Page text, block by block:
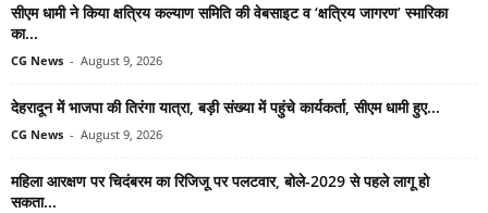
सीएम धामी ने किया क्षत्रिय कल्याण समिति की वेबसाइट व ‘क्षत्रिय जागरण’ स्मारिका
का...
CG News - August 9, 2026
देहरादून में भाजपा की तिरंगा यात्रा, बड़ी संख्या में पहुंचे कार्यकर्ता, सीएम धामी हुए...
CG News - August 9, 2026
महिला आरक्षण पर चिदंबरम का रिजिजू पर पलटवार, बोले-2029 से पहले लागू हो
सकता...